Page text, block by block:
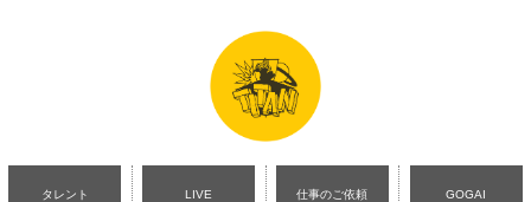
タレント LIVE 仕事のご依頼 GOGAI